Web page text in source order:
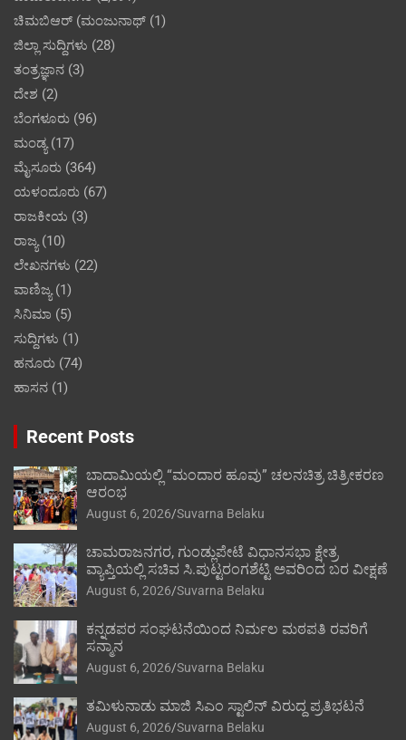
ಚಿಮಬಿಆರ್ (ಮಂಜುನಾಥ್ (1)
ಜಿಲ್ಲಾ ಸುದ್ದಿಗಳು (28)
ತಂತ್ರಜ್ಞಾನ (3)
ದೇಶ (2)
ಬೆಂಗಳೂರು (96)
ಮಂಡ್ಯ(17)
ಮೈಸೂರು (364)
ಯಳಂದೂರು (67)
ರಾಜಕೀಯ (3)
ರಾಜ್ಯ(10)
ಲೇಖನಗಳು (22)
ವಾಣಿಜ್ಯ(1)
ಸಿನಿಮಾ (5)
ಸುದ್ದಿಗಳು (1)
ಹನೂರು (74)
ಹಾಸನ (1)
Recent Posts
ಬಾದಾಮಿಯಲ್ಲಿ “ಮಂದಾರ ಹೂವು” ಚಲನಚಿತ್ರ ಚಿತ್ರೀಕರಣ
ಆರಂಭ
August 6, 2026 Suvarna Belaku
ಚಾಮರಾಜನಗರ, ಗುಂಡ್ಲುಪೇಟೆ ವಿಧಾನಸಭಾ ಕ್ಷೇತ್ರ
ವ್ಯಾಪ್ತಿಯಲ್ಲಿ ಸಚಿವ ಸಿ.ಪುಟ್ಟರಂಗಶೆಟ್ಟಿ ಅವರಿಂದ ಬರ ವೀಕ್ಷಣೆ
August 6, 2026 Suvarna Belaku
ಕನ್ನಡಪರ ಸಂಘಟನೆಯಿಂದ ನಿರ್ಮಲ ಮಠಪತಿ ರವರಿಗೆ
ಸನ್ಮಾನ
August 6, 2026 Suvarna Belaku
ತಮಿಳುನಾಡು ಮಾಜಿ ಸಿಎಂ ಸ್ಟಾಲಿನ್ ವಿರುದ್ದ ಪ್ರತಿಭಟನೆ
August 6, 2026 Suvarna Belaku